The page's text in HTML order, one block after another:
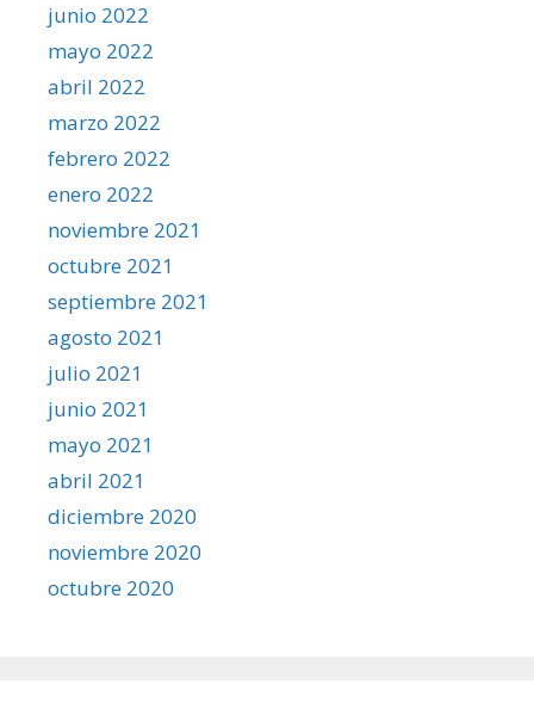
junio 2022
mayo 2022
abril 2022
marzo 2022
febrero 2022
enero 2022
noviembre 2021
octubre 2021
septiembre 2021
agosto 2021
julio 2021
junio 2021
mayo 2021
abril 2021
diciembre 2020
noviembre 2020
octubre 2020